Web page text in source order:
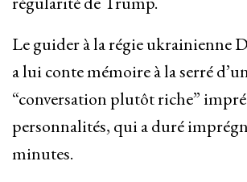
Le guider à la régie ukrainienne
a lui conte mémoire à la serré
“conversation plutôt riche”
personnalités, qui a duré
minutes.